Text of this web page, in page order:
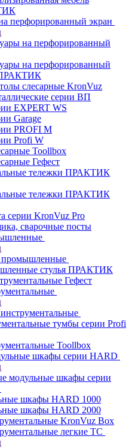
перфорированный экран
на перфорированный
на перфорированный
слесарные KronVuz
серии ВП
EXPERT WS
Garage
PROFI M
Profi W
Toollbox
Гефест
тележки ПРАКТИК
тележки ПРАКТИК
серии KronVuz Pro
сварочные посты
промышленные
стулья ПРАКТИК
Гефест
тумбы серии Profi
Toollbox
шкафы серии HARD
модульные шкафы серии
шкафы HARD 1000
шкафы HARD 2000
KronVuz Box
легкие ТС